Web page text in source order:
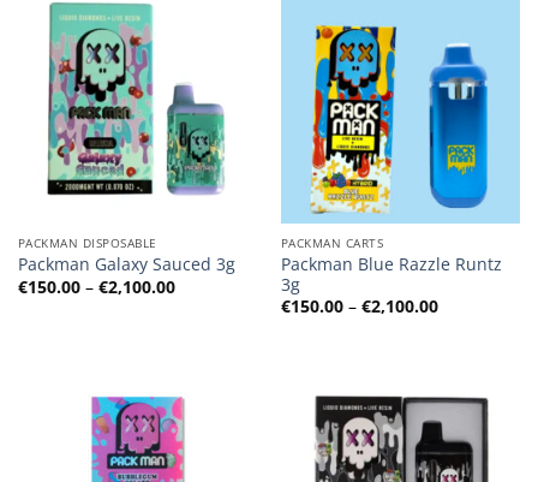
PACKMAN DISPOSABLE
Packman Galaxy Sauced 3g
€150.00 – €2,100.00Preisspanne:
€150.00
PACKMAN CARTS
Packman Blue Razzle Runtz
3g
€150.00 – €2,100.00
€150.00